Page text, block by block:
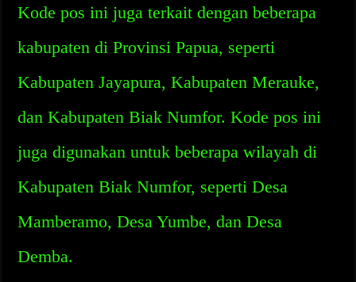
Kode pos ini juga terkait dengan beberapa
kabupaten di Provinsi Papua, seperti
Kabupaten Jayapura, Kabupaten Merauke,
dan Kabupaten Biak Numfor. Kode pos ini
juga digunakan untuk beberapa wilayah di
Kabupaten Biak Numfor, seperti Desa
Mamberamo, Desa Yumbe, dan Desa
Demba.